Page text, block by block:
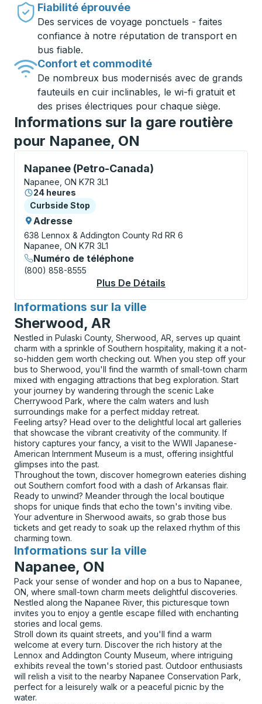
Fiabilité éprouvée
Des services de voyage ponctuels - faites
confiance à notre réputation de transport en
bus fiable.
Confort et commodité
De nombreux bus modernisés avec de grands
fauteuils en cuir inclinables, le wi-fi gratuit et
des prises électriques pour chaque siège.
Informations sur la gare routière
pour Napanee, ON
Napanee (Petro-Canada)
Curbside Stop, utilisez les touches fléchées ou la
Napanee, ON K7R 3L1
24 heures
Curbside Stop
Curbside Stop
Adresse
638 Lennox & Addington County Rd RR 6
Napanee, ON K7R 3L1
Numéro de téléphone
(800) 858-8555
Plus De Détails
Informations sur la ville
pour
Sherwood, AR
Nestled in Pulaski County, Sherwood, AR, serves up quaint
charm with a sprinkle of Southern hospitality, making it a not-
so-hidden gem worth checking out. When you step off your
bus to Sherwood, you'll find the warmth of small-town charm
mixed with engaging attractions that beg exploration. Start
your journey by wandering through the scenic Lake
Cherrywood Park, where the calm waters and lush
surroundings make for a perfect midday retreat.
Feeling artsy? Head over to the delightful local art galleries
that showcase the vibrant creativity of the community. If
history captures your fancy, a visit to the WWII Japanese-
American Internment Museum is a must, offering insightful
glimpses into the past.
Throughout the town, discover homegrown eateries dishing
out Southern comfort food with a dash of Arkansas flair.
Ready to unwind? Meander through the local boutique
shops for unique finds that echo the town's inviting vibe.
Your adventure in Sherwood awaits, so grab those bus
tickets and get ready to soak up the relaxed rhythm of this
charming town.
Informations sur la ville
pour
Napanee, ON
Pack your sense of wonder and hop on a bus to Napanee,
ON, where small-town charm meets delightful discoveries.
Nestled along the Napanee River, this picturesque town
invites you to enjoy a gentle escape filled with enchanting
stories and local gems.
Stroll down its quaint streets, and you'll find a warm
welcome at every turn. Discover the rich history at the
Lennox and Addington County Museum, where intriguing
exhibits reveal the town's storied past. Outdoor enthusiasts
will relish a visit to the nearby Napanee Conservation Park,
perfect for a leisurely walk or a peaceful picnic by the
water.